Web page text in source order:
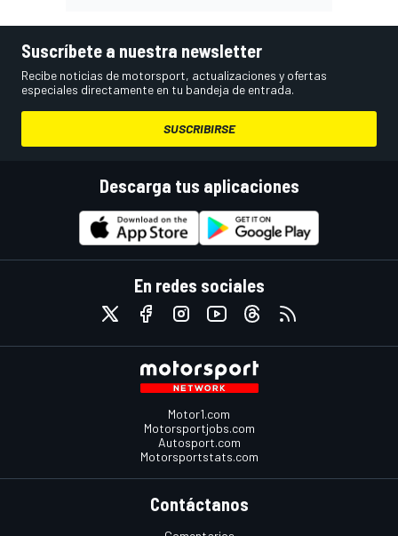
Suscríbete a nuestra newsletter
Recibe noticias de motorsport, actualizaciones y ofertas
especiales directamente en tu bandeja de entrada.
SUSCRIBIRSE
Descarga tus aplicaciones
En redes sociales
Motor1.com
Motorsportjobs.com
Autosport.com
Motorsportstats.com
Contáctanos